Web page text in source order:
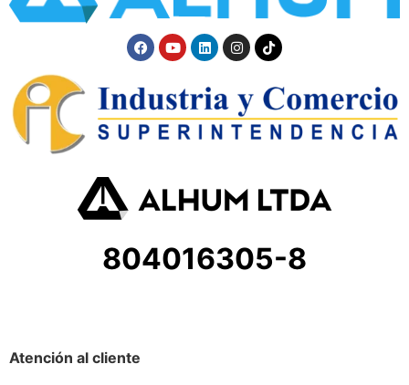
804016305-8
Atención al cliente